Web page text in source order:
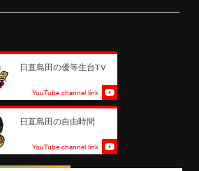
日直島田の優等生台TV
YouTube channel link
日直島田の自由時間
YouTube channel link